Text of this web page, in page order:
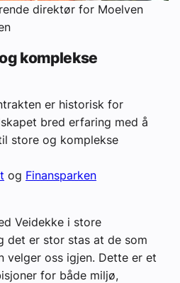
direktør for Moelven
komplekse
er historisk for
bred erfaring med å
store og komplekse
og Finansparken
Veidekke i store
det er stor stas at de som
velger oss igjen. Dette er et
for både miljø,